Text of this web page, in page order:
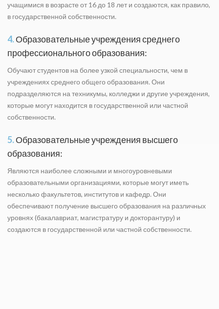
учащимися в возрасте от 16 до 18 лет и создаются, как правило,
в государственной собственности.
4.Образовательные учреждения среднего
профессионального образования:
Обучают студентов на более узкой специальности, чем в
учреждениях среднего общего образования. Они
подразделяются на техникумы, колледжи и другие учреждения,
которые могут находится в государственной или частной
собственности.
5.Образовательные учреждения высшего
образования:
Являются наиболее сложными и многоуровневыми
образовательными организациями, которые могут иметь
несколько факультетов, институтов и кафедр. Они
обеспечивают получение высшего образования на различных
уровнях (бакалавриат, магистратуру и докторантуру) и
создаются в государственной или частной собственности.